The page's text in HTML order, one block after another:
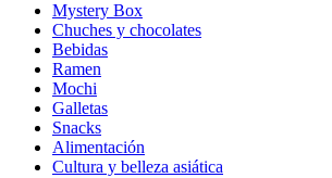
Mystery Box
Chuches y chocolates
Bebidas
Ramen
Mochi
Galletas
Snacks
Alimentación
Cultura y belleza asiática